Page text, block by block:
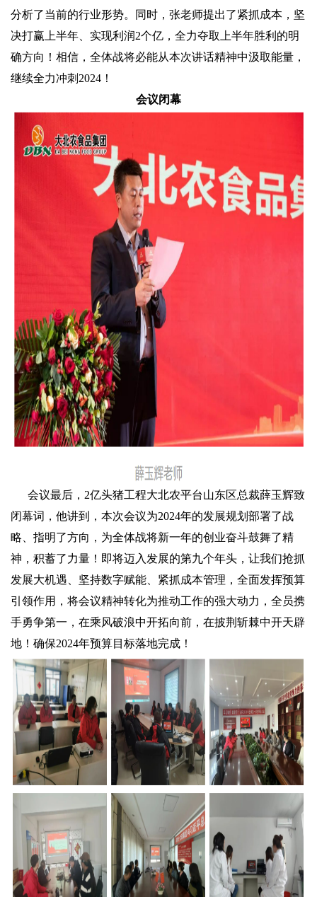
分析了当前的行业形势。同时，张老师提出了紧抓成本，坚
决打赢上半年、实现利润2个亿，全力夺取上半年胜利的明
确方向！相信，全体战将必能从本次讲话精神中汲取能量，
继续全力冲刺2024！
会议闭幕
会议最后，2亿头猪工程大北农平台山东区总裁薛玉辉致
闭幕词，他讲到，本次会议为2024年的发展规划部署了战
略、指明了方向，为全体战将新一年的创业奋斗鼓舞了精
神，积蓄了力量！即将迈入发展的第九个年头，让我们抢抓
发展大机遇、坚持数字赋能、紧抓成本管理，全面发挥预算
引领作用，将会议精神转化为推动工作的强大动力，全员携
手勇争第一，在乘风破浪中开拓向前，在披荆斩棘中开天辟
地！确保2024年预算目标落地完成！